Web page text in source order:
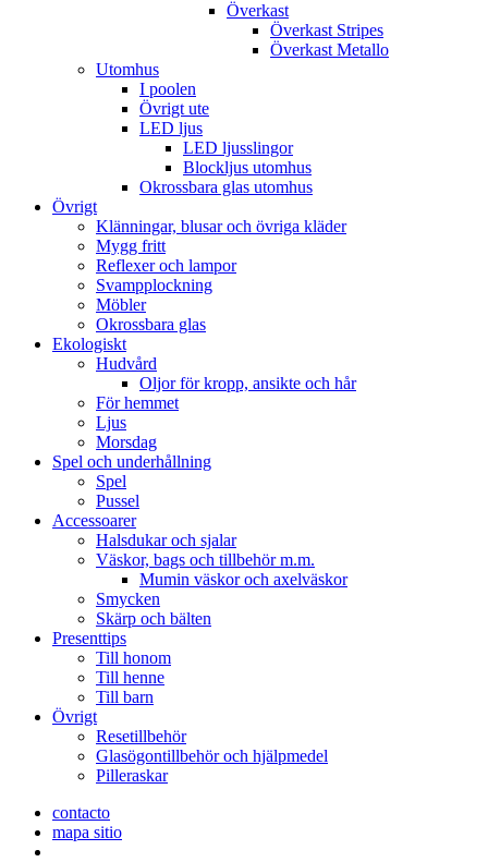
Överkast
Överkast Stripes
Överkast Metallo
Utomhus
I poolen
Övrigt ute
LED ljus
LED ljusslingor
Blockljus utomhus
Okrossbara glas utomhus
Övrigt
Klänningar, blusar och övriga kläder
Mygg fritt
Reflexer och lampor
Svampplockning
Möbler
Okrossbara glas
Ekologiskt
Hudvård
Oljor för kropp, ansikte och hår
För hemmet
Ljus
Morsdag
Spel och underhållning
Spel
Pussel
Accessoarer
Halsdukar och sjalar
Väskor, bags och tillbehör m.m.
Mumin väskor och axelväskor
Smycken
Skärp och bälten
Presenttips
Till honom
Till henne
Till barn
Övrigt
Resetillbehör
Glasögontillbehör och hjälpmedel
Pilleraskar
contacto
mapa sitio